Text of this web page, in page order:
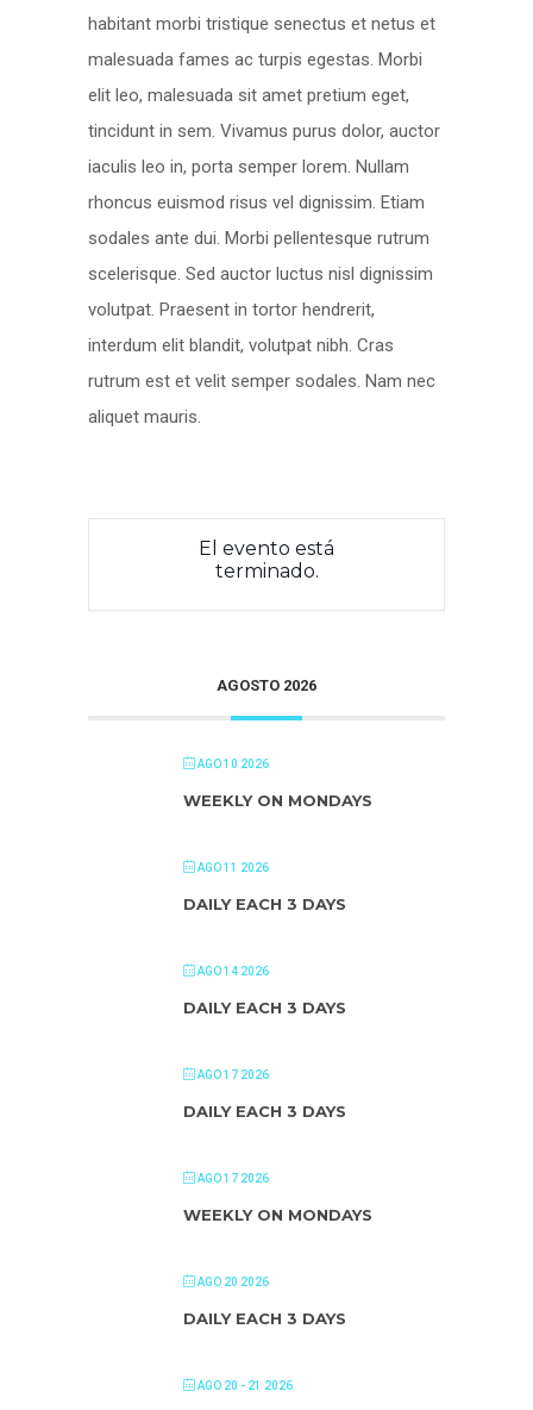
habitant morbi tristique senectus et netus et
malesuada fames ac turpis egestas. Morbi
elit leo, malesuada sit amet pretium eget,
tincidunt in sem. Vivamus purus dolor, auctor
iaculis leo in, porta semper lorem. Nullam
rhoncus euismod risus vel dignissim. Etiam
sodales ante dui. Morbi pellentesque rutrum
scelerisque. Sed auctor luctus nisl dignissim
volutpat. Praesent in tortor hendrerit,
interdum elit blandit, volutpat nibh. Cras
rutrum est et velit semper sodales. Nam nec
aliquet mauris.
El evento está
terminado.
AGOSTO 2026
AGO 10 2026
WEEKLY ON MONDAYS
AGO 11 2026
DAILY EACH 3 DAYS
AGO 14 2026
DAILY EACH 3 DAYS
AGO 17 2026
DAILY EACH 3 DAYS
AGO 17 2026
WEEKLY ON MONDAYS
AGO 20 2026
DAILY EACH 3 DAYS
AGO 20 - 21 2026